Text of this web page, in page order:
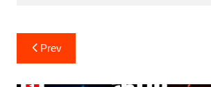
Post
navigation
Prev